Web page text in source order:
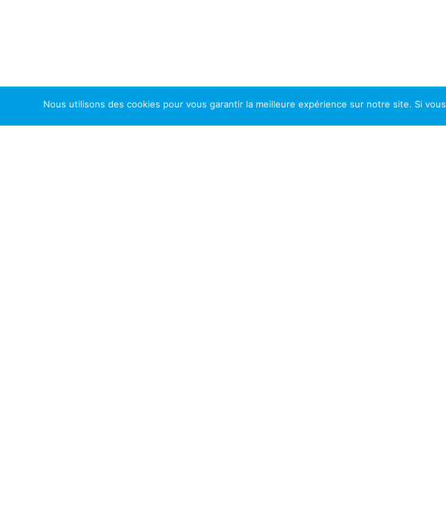
Nous utilisons des cookies pour vous garantir la meilleure expérience sur notre site. Si